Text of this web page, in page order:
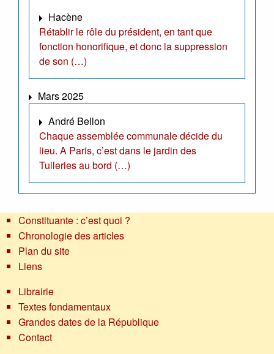
Hacène
Rétablir le rôle du président, en tant que
fonction honorifique, et donc la suppression
de son (…)
Mars 2025
André Bellon
Chaque assemblée communale décide du
lieu. A Paris, c’est dans le jardin des
Tuileries au bord (…)
Constituante : c’est quoi ?
Chronologie des articles
Plan du site
Liens
Librairie
Textes fondamentaux
Grandes dates de la République
Contact